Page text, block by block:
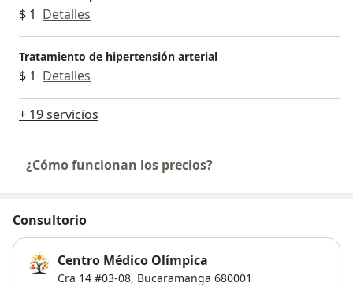
$ 1 Detalles
Tratamiento de hipertensión arterial
$ 1 Detalles
+ 19 servicios
¿Cómo funcionan los precios?
Consultorio
Centro Médico Olímpica
Cra 14 #03-08, Bucaramanga 680001